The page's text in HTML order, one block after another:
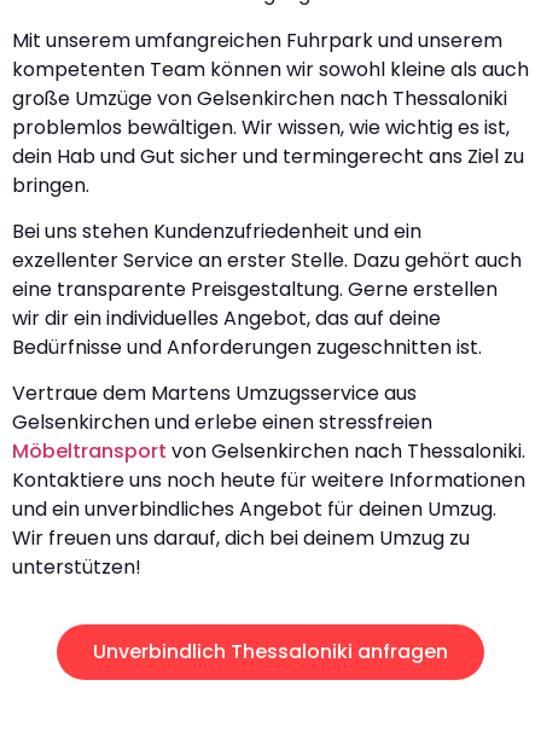
Mit unserem umfangreichen Fuhrpark und unserem
kompetenten Team können wir sowohl kleine als auch
große Umzüge von Gelsenkirchen nach Thessaloniki
problemlos bewältigen. Wir wissen, wie wichtig es ist,
dein Hab und Gut sicher und termingerecht ans Ziel zu
bringen.
Bei uns stehen Kundenzufriedenheit und ein
exzellenter Service an erster Stelle. Dazu gehört auch
eine transparente Preisgestaltung. Gerne erstellen
wir dir ein individuelles Angebot, das auf deine
Bedürfnisse und Anforderungen zugeschnitten ist.
Vertraue dem Martens Umzugsservice aus
Gelsenkirchen und erlebe einen stressfreien
Möbeltransport von Gelsenkirchen nach Thessaloniki.
Kontaktiere uns noch heute für weitere Informationen
und ein unverbindliches Angebot für deinen Umzug.
Wir freuen uns darauf, dich bei deinem Umzug zu
unterstützen!
Unverbindlich Thessaloniki anfragen